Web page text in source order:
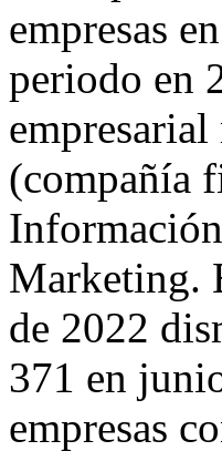
empresas
periodo en
(compañía
Marketing.
de 2022
371 en
empresas